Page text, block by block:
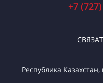
+7
Республика